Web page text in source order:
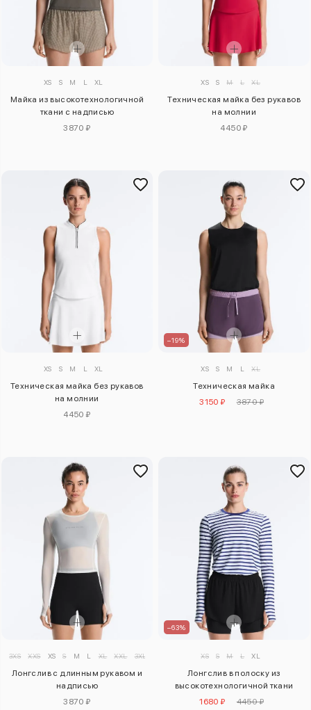
XS S M L XL
Майка из высокотехнологичной
ткани с надписью
3870 ₽
XS S M L XL
Техническая майка без рукавов
на молнии
4450 ₽
XS S M L XL
Техническая майка без рукавов
на молнии
4450 ₽
–19%
XS S M L XL
Техническая майка
3150 ₽
3870 ₽
3XS XXS XS S M L XL XXL 3XL
Лонгслив с длинным рукавом и
надписью
3870 ₽
–63%
XS S M L XL
Лонгслив в полоску из
высокотехнологичной ткани
1680 ₽
4450 ₽